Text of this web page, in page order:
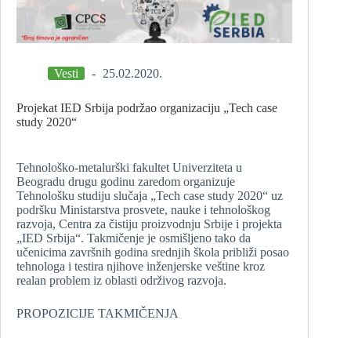
Vesti 25.02.2020.
Projekat IED Srbija podržao organizaciju „Tech case
study 2020“
Tehnološko-metalurški fakultet Univerziteta u
Beogradu drugu godinu zaredom organizuje
Tehnološku studiju slučaja „Tech case study 2020“ uz
podršku Ministarstva prosvete, nauke i tehnološkog
razvoja, Centra za čistiju proizvodnju Srbije i projekta
„IED Srbija“. Takmičenje je osmišljeno tako da
učenicima završnih godina srednjih škola približi posao
tehnologa i testira njihove inženjerske veštine kroz
realan problem iz oblasti održivog razvoja.
PROPOZICIJE TAKMIČENJA